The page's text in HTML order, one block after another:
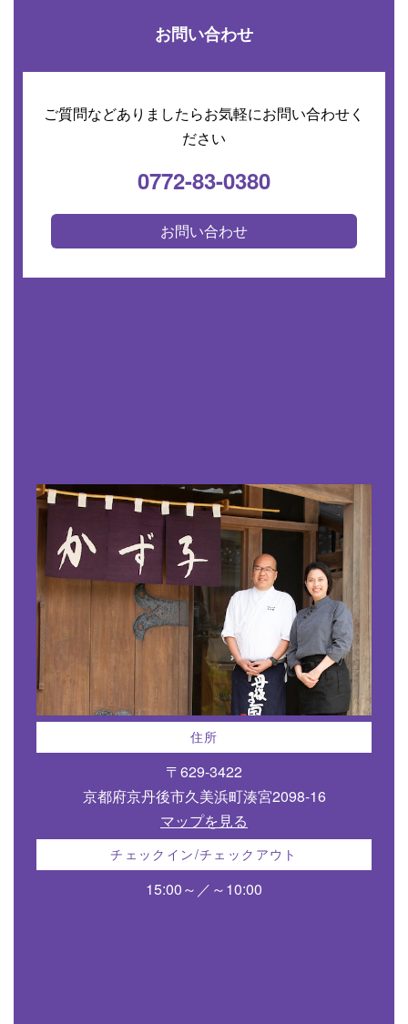
お問い合わせ
ご質問などありましたらお気軽にお問い合わせく
ださい
0772-83-0380
お問い合わせ
住所
〒629-3422
京都府京丹後市久美浜町湊宮2098-16
マップを見る
チェックイン/チェックアウト
15:00～／～10:00